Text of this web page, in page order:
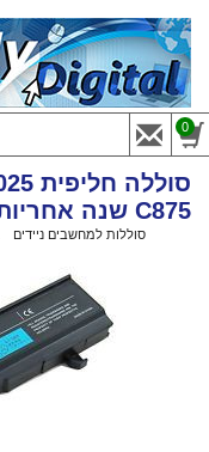
0
C875 שנה אחריות
סוללות למחשבים ניידים